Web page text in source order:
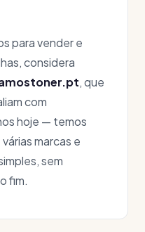
para vender e
considera
, que
com
hoje — temos
marcas e
sem
fim.